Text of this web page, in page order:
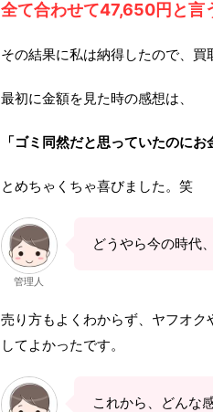
全て合わせて47,650円と言
その結果に私は納得したので、買
最初に金額を見た時の感想は、
「ゴミ同然だと思っていたのにお
とめちゃくちゃ喜びました。笑
管理人
どうやら今の時代
売り方もよくわからず、ヤフオ
してよかったです。
これから、どんな